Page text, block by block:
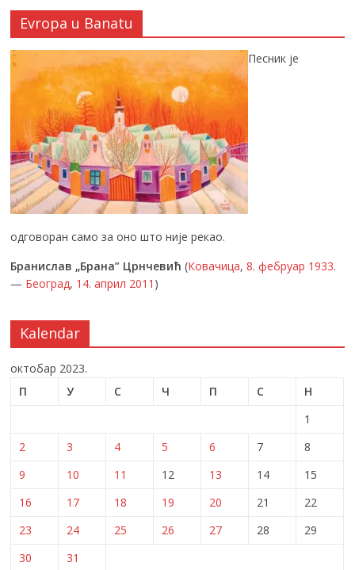
Evropa u Banatu
Песник је
одговоран само за оно што није рекао.
Бранислав „Брана” Црнчевић (Ковачица,8. фебруар 1933.
— Београд, 14. април 2011 )
Kalendar
октобар 2023.
П
У С Ч П С
Н
1
2
3 4 5 6 7
8
9
10 11 12 13 14
15
16
17 18 19 20 21
22
23
24 25 26 27 28
29
30
31